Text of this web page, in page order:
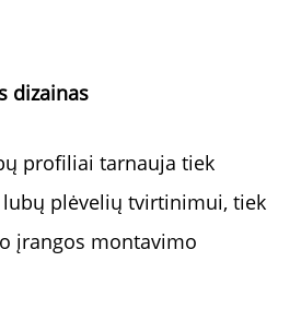
dizainas
profiliai tarnauja tiek
plėvelių tvirtinimui, tiek
įrangos montavimo